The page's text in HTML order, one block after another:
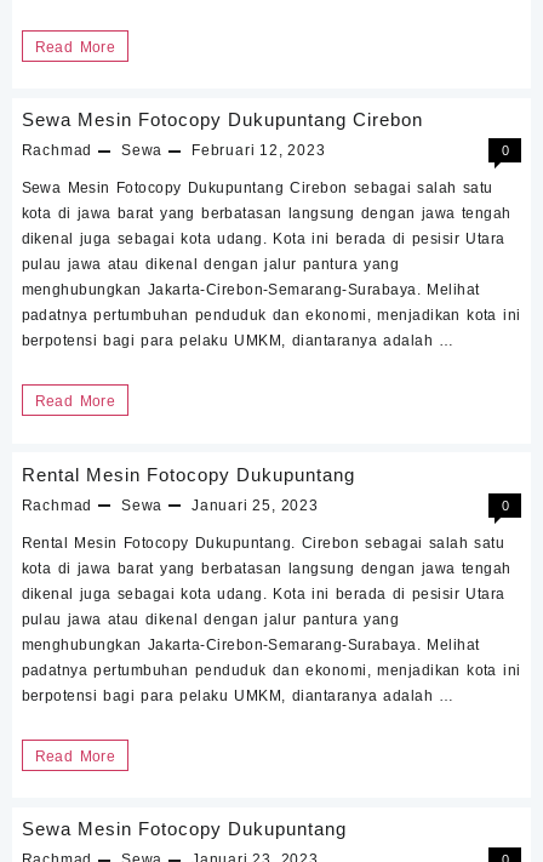
Rental
Read More
Sewa Mesin Fotocopy Dukupuntang Cirebon
Rachmad Sewa Februari 12, 2023 0
Sewa Mesin Fotocopy Dukupuntang Cirebon sebagai salah satu
kota di jawa barat yang berbatasan langsung dengan jawa tengah
dikenal juga sebagai kota udang. Kota ini berada di pesisir Utara
pulau jawa atau dikenal dengan jalur pantura yang
menghubungkan Jakarta-Cirebon-Semarang-Surabaya. Melihat
padatnya pertumbuhan penduduk dan ekonomi, menjadikan kota ini
berpotensi bagi para pelaku UMKM, diantaranya adalah …
Sewa
Read More
Rental Mesin Fotocopy Dukupuntang
Rachmad Sewa Januari 25, 2023 0
Rental Mesin Fotocopy Dukupuntang. Cirebon sebagai salah satu
kota di jawa barat yang berbatasan langsung dengan jawa tengah
dikenal juga sebagai kota udang. Kota ini berada di pesisir Utara
pulau jawa atau dikenal dengan jalur pantura yang
menghubungkan Jakarta-Cirebon-Semarang-Surabaya. Melihat
padatnya pertumbuhan penduduk dan ekonomi, menjadikan kota ini
berpotensi bagi para pelaku UMKM, diantaranya adalah …
Rental
Read More
Sewa Mesin Fotocopy Dukupuntang